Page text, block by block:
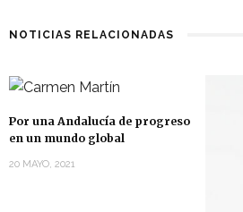
NOTICIAS RELACIONADAS
Por una Andalucía de progreso
en un mundo global
20 MAYO, 2021